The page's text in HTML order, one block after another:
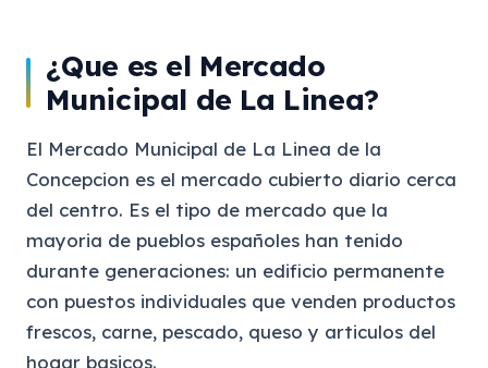
¿Que es el Mercado
Municipal de La Linea?
El Mercado Municipal de La Linea de la
Concepcion es el mercado cubierto diario cerca
del centro. Es el tipo de mercado que la
mayoria de pueblos españoles han tenido
durante generaciones: un edificio permanente
con puestos individuales que venden productos
frescos, carne, pescado, queso y articulos del
hogar basicos.